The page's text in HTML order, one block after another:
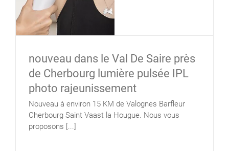
nouveau dans le Val De Saire près
de Cherbourg lumière pulsée IPL
photo rajeunissement
Nouveau à environ 15 KM de Valognes Barfleur
Cherbourg Saint Vaast la Hougue. Nous vous
proposons [...]